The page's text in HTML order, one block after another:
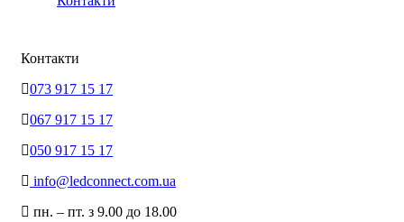
Контакти
073 917 15 17
067 917 15 17
050 917 15 17
info@ledconnect.com.ua
пн. – пт. з 9.00 до 18.00